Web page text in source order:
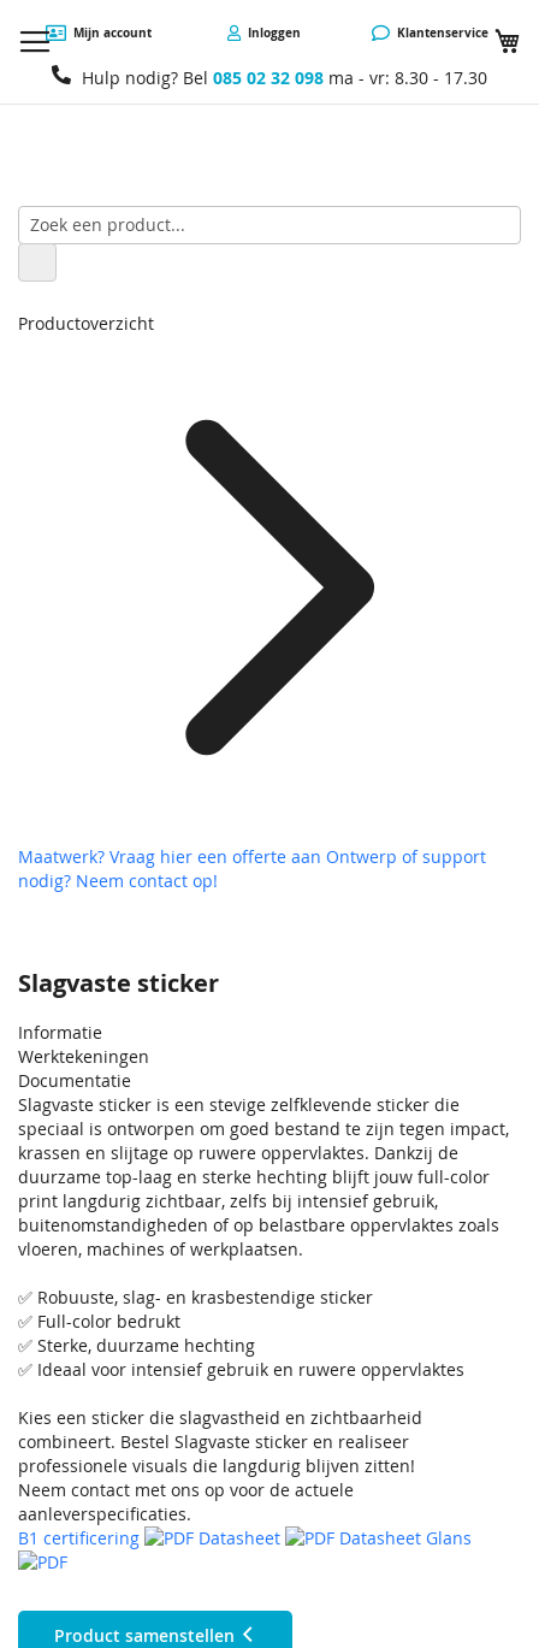
Mijn account Inloggen Klantenservice
Hulp nodig? Bel 085 02 32 098 ma - vr: 8.30 - 17.30
Slagvaste sticker
Informatie
Werktekeningen
Documentatie
Slagvaste sticker is een stevige zelfklevende sticker die
speciaal is ontworpen om goed bestand te zijn tegen impact,
krassen en slijtage op ruwere oppervlaktes. Dankzij de
duurzame top-laag en sterke hechting blijft jouw full-color
print langdurig zichtbaar, zelfs bij intensief gebruik,
buitenomstandigheden of op belastbare oppervlaktes zoals
vloeren, machines of werkplaatsen.
✅ Robuuste, slag- en krasbestendige sticker
✅ Full-color bedrukt
✅ Sterke, duurzame hechting
✅ Ideaal voor intensief gebruik en ruwere oppervlaktes
Kies een sticker die slagvastheid en zichtbaarheid
combineert. Bestel Slagvaste sticker en realiseer
professionele visuals die langdurig blijven zitten!
Neem contact met ons op voor de actuele
aanleverspecificaties.
B1 certificering
Datasheet Datasheet Glans
Product samenstellen
Productoverzicht
Maatwerk? Vraag hier een offerte aan Ontwerp of support
nodig? Neem contact op!